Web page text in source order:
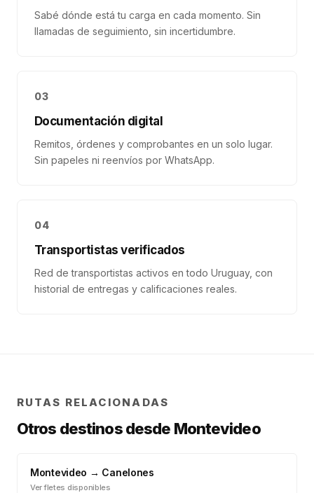
Sabé dónde está tu carga en cada momento. Sin
llamadas de seguimiento, sin incertidumbre.
03
Documentación digital
Remitos, órdenes y comprobantes en un solo lugar.
Sin papeles ni reenvíos por WhatsApp.
04
Transportistas verificados
Red de transportistas activos en todo Uruguay, con
historial de entregas y calificaciones reales.
RUTAS RELACIONADAS
Otros destinos desde Montevideo
Montevideo → Canelones
Ver fletes disponibles